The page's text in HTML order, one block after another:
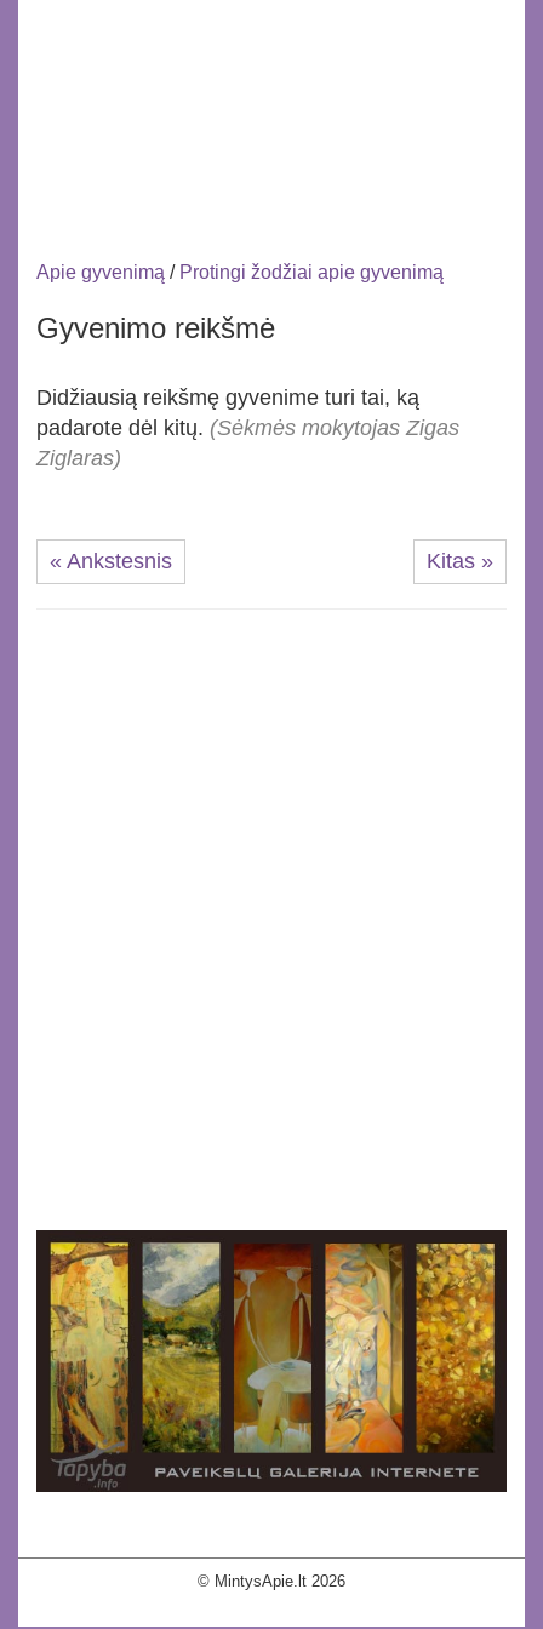
Apie gyvenimą / Protingi žodžiai apie gyvenimą
Gyvenimo reikšmė
Didžiausią reikšmę gyvenime turi tai, ką
padarote dėl kitų. (Sėkmės mokytojas Zigas
Ziglaras)
« Ankstesnis Kitas »
© MintysApie.lt 2026